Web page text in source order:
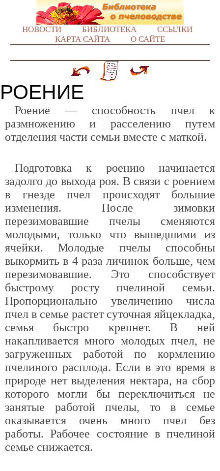
НОВОСТИ БИБЛИОТЕКА
ССЫЛКИ
КАРТА САЙТА
О САЙТЕ
РОЕНИЕ
Роение — способность пчел к
размножению и расселению путем
отделения части семьи вместе с маткой.
Подготовка к роению начинается
задолго до выхода роя. В связи с роением
в гнезде пчел происходят большие
изменения. После зимовки
перезимовавшие пчелы сменяются
молодыми, только что вышедшими из
ячейки. Молодые пчелы способны
выкормить в 4 раза личинок больше, чем
перезимовавшие. Это способствует
быстрому росту пчелиной семьи.
Пропорционально увеличению числа
пчел в семье растет суточная яйцекладка,
семья быстро крепнет. В ней
накапливается много молодых пчел, не
загруженных работой по кормлению
пчелиного расплода. Если в это время в
природе нет выделения нектара, на сбор
которого могли бы переключиться не
занятые работой пчелы, то в семье
оказывается очень много пчел без
работы. Рабочее состояние в пчелиной
семье снижается.